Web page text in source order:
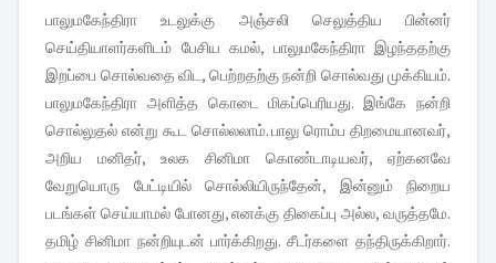
பாலுமகேந்திரா உடலுக்கு அஞ்சலி செலுத்திய பின்னர்
செய்தியாளர்களிடம் பேசிய கமல், பாலுமகேந்திரா இழந்ததற்கு
இறப்பை சொல்வதை விட, பெற்றதற்கு நன்றி சொல்வது முக்கியம்.
பாலுமகேந்திரா அளித்த கொடை மிகப்பெரியது. இங்கே நன்றி
சொல்லுதல் என்று கூட சொல்லலாம். பாலு ரொம்ப திறமையானவர்,
அறிய மனிதர், உலக சினிமா கொண்டாடியவர், ஏற்கனவே
வேறுயொரு பேட்டியில் சொல்லியிருந்தேன், இன்னும் நிறைய
படங்கள் செய்யாமல் போனது, எனக்கு திகைப்பு அல்ல, வருத்தமே.
தமிழ் சினிமா நன்றியுடன் பார்க்கிறது. சீடர்களை தந்திருக்கிறார்.